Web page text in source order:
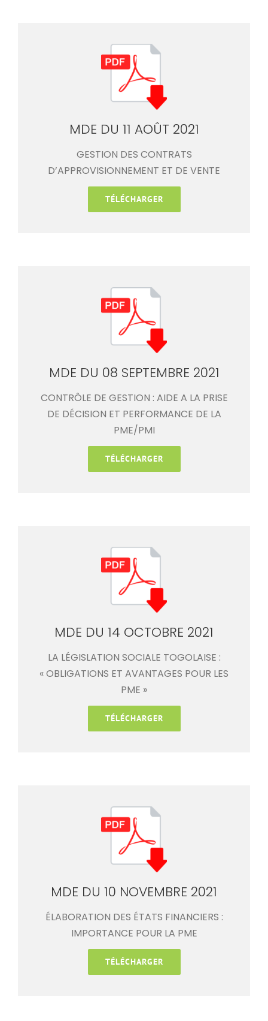
MDE DU 11 AOÛT 2021
GESTION DES CONTRATS
D’APPROVISIONNEMENT ET DE VENTE
TÉLÉCHARGER
MDE DU 08 SEPTEMBRE 2021
CONTRÔLE DE GESTION : AIDE A LA PRISE
DE DÉCISION ET PERFORMANCE DE LA
PME/PMI
TÉLÉCHARGER
MDE DU 14 OCTOBRE 2021
LA LÉGISLATION SOCIALE TOGOLAISE :
« OBLIGATIONS ET AVANTAGES POUR LES
PME »
TÉLÉCHARGER
MDE DU 10 NOVEMBRE 2021
ÉLABORATION DES ÉTATS FINANCIERS :
IMPORTANCE POUR LA PME
TÉLÉCHARGER